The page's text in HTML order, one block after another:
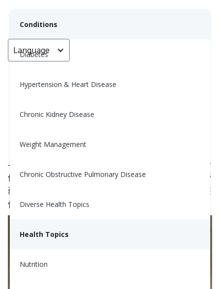
Conditions
Diabetes
Hypertension & Heart Disease
Chronic Kidney Disease
Weight Management
Chronic Obstructive Pulmonary Disease
Diverse Health Topics
Health Topics
Nutrition
Language
增强自身免疫健康：通过生命体征
March 30, 2024
与自身免疫性疾病共存可能是具有挑战性的，因为身
体的免疫系统攻击自身组织，导致炎症和不适。尽管
药物可以帮助管理症状，但积极参与监测健康对于整
体健康至关重要。